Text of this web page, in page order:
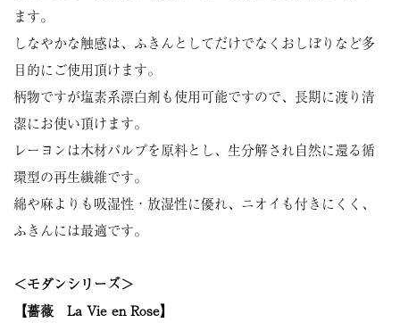
ます。
しなやかな触感は、ふきんとしてだけでなくおしぼりなど多
目的にご使用頂けます。
柄物ですが塩素系漂白剤も使用可能ですので、長期に渡り清
潔にお使い頂けます。
レーヨンは木材パルプを原料とし、生分解され自然に還る循
環型の再生繊維です。
綿や麻よりも吸湿性・放湿性に優れ、ニオイも付きにくく、
ふきんには最適です。
＜モダンシリーズ＞
【薔薇 La Vie en Rose】